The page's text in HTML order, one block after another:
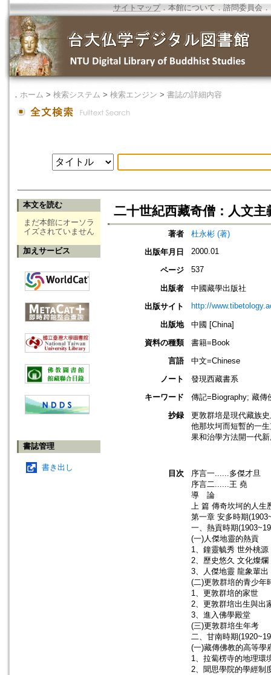
サイトマップ．本館について ． 諮問委員会 ．
． ホーム > 検索システム > 検索エンジン > 書誌の詳細内容
本文を読む
まだ本館にオーソラ
イズされていません
加えサービス
書誌管理
書き出し
二十世紀西藏奇僧：人文
著者
杜永彬 (著)
出版年月日
2000.01
ページ 537
出版者
中國藏學出版社
出版サイト
http://
出版地
中國 [China]
資料の種類
書籍=Book
言語
中文=Chinese
ノート
發現西藏書系
キーワード
傳記=Biography; 藏傳
抄録
更敦群培是現代藏族
他那坎坷而短暫的一
果和治學方法開一代
目次
序言一......多傑才旦
序言二......王 堯
導 論
上 篇 傳奇坎坷的人生
第一章 安多時期
一、熱貢時期
(一)人傑地靈的熱貢
1、鐘靈毓秀 世外桃源
2、歷史悠久 文化燦爛
3、人傑地靈 龍象輩出
(二)更敦群培的青少年
1、更敦群培的家世
2、更敦群培出生與出
3、進入佛學殿堂
(三)更敦群培生年考
二、甘南時期
(一)藏傳佛教的高等學
1、拉蔔楞寺的地理環
2、聞思學院的學經制